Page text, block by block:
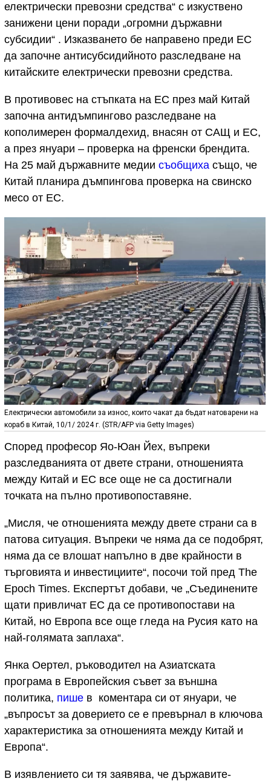
електрически превозни средства“ с изкуствено
занижени цени поради „огромни държавни
субсидии“ . Изказването бе направено преди ЕС
да започне антисубсидийното разследване на
китайските електрически превозни средства.
В противовес на стъпката на ЕС през май Китай
започна антидъмпингово разследване на
кополимерен формалдехид, внасян от САЩ и ЕС,
а през януари – проверка на френски брендита.
На 25 май държавните медии съобщиха също, че
Китай планира дъмпингова проверка на свинско
месо от ЕС.
Електрически автомобили за износ, които чакат да бъдат натоварени на
кораб в Китай, 10/1/ 2024 г. (STR/AFP via Getty Images)
Според професор Яо-Юан Йех, въпреки
разследванията от двете страни, отношенията
между Китай и ЕС все още не са достигнали
точката на пълно противопоставяне.
„Мисля, че отношенията между двете страни са в
патова ситуация. Въпреки че няма да се подобрят,
няма да се влошат напълно в две крайности в
търговията и инвестициите“, посочи той пред The
Epoch Times. Експертът добави, че „Съединените
щати привличат ЕС да се противопостави на
Китай, но Европа все още гледа на Русия като на
най-голямата заплаха“.
Янка Оертел, ръководител на Азиатската
програма в Европейския съвет за външна
политика, пише в коментара си от януари, че
„въпросът за доверието се е превърнал в ключова
характеристика за отношенията между Китай и
Европа“.
В изявлението си тя заявява, че държавите-